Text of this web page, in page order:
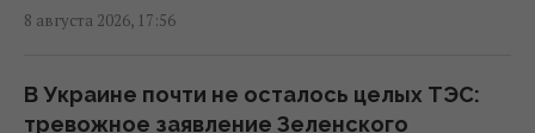
20:50 суббота, 08 августа 2026
Маск не разрешил Украине использовать
Starlink для ударов по России, - The Atlantic
8 августа 2026, 17:56
В Украине почти не осталось целых ТЭС:
тревожное заявление Зеленского